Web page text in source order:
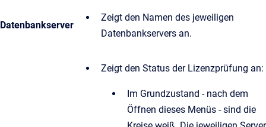
Datenbankserver
Zeigt den Namen des jeweiligen
Datenbankservers an.
Zeigt den Status der Lizenzprüfung an:
Im Grundzustand - nach dem
Öffnen dieses Menüs - sind die